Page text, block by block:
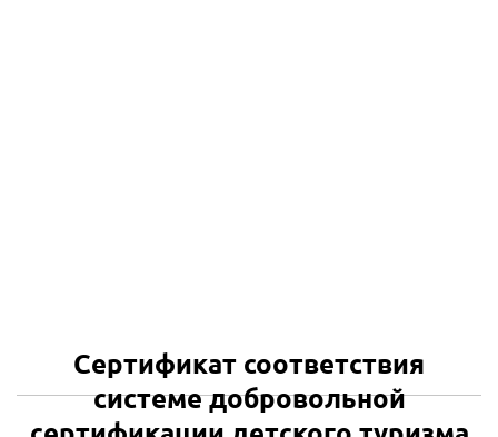
Сертификат соответствия
системе добровольной